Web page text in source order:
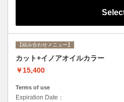
【組み合わせメニュー】
カット+イノアオイルカラー
￥15,400
Terms of use
Expiration Date：